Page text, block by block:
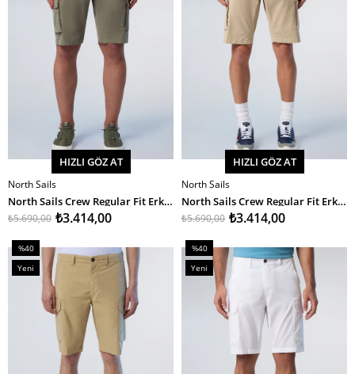
SEPETE EKLE
HIZLI GÖZ AT
North Sails
North Sails Crew Regular Fit Erkek Kargo Şort
₺3.414,00
₺5.690,00
SEPETE EKLE
HIZLI GÖZ AT
North Sails
North Sails Crew Regular Fit Erkek Kargo Şort
₺3.414,00
₺5.690,00
%40
İndirim
%40İndirim
Yeni
%40
İndirim
%40İndirim
Yeni